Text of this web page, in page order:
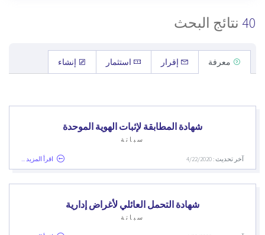
40 نتائج البحث
معرفة إقرار استثمار إنشاء
شهادة المطابقة لإثبات الهوية الموحدة
سباتة
آخر تحديث : 4/22/2020 اقرأ المزيد ...
شهادة التحمل العائلي لأغراض إدارية
سباتة